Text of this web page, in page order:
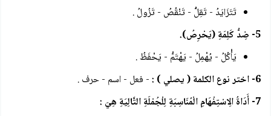
تَتَزَايَدُ - تَقِلُّ - تَنْقُصُ - تَزُولُ .
5- ضِدُّ كَلِمَةِ (يَحْرِصُ).
يَأْكُلُ - يُهْمِلُ - يَهْتَمُّ - يَحْفَظُ .
6- اختر نوع الكلمة ( يصلي ) :
- فعل - اسم - حرف .
7- أَدَاةُ الِاسْتِفْهَامِ الْمُنَاسِبَةِ لِلْجُمْلَةِ التَّالِيَةِ هِيَ :